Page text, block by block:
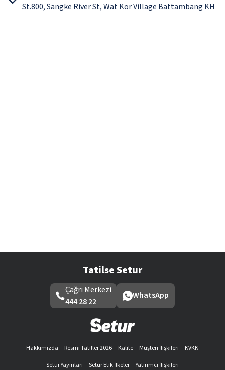
St.800, Sangke River St, Wat Kor Village Battambang KH
Tatilse Setur
Çağrı Merkezi
444 28 22
WhatsApp
Hakkımızda Resmi Tatiller 2026 Kalite Müşteri İlişkileri
KVKK
Setur Yayınları
Setur Etik İlkeler
Yatırımcı İlişkileri